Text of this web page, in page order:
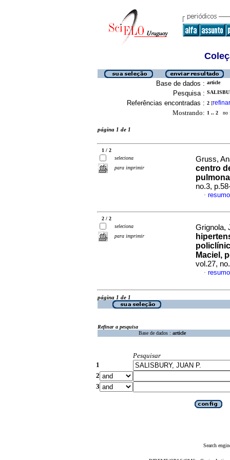
Base de dados : article
Pesquisa :
Referências encontradas : 2 [refinar
Mostrando: 1 .. 2 no
página 1 de 1
1 / 2
seleciona
para imprimir
Gruss,
centro
no.3,
·
2 / 2
seleciona
para imprimir
Grignola,
Maciel,
vol.27,
·
página 1 de 1
Refinar a pesquisa
Base de dados : article
Pesquisar
1
2
3
Search